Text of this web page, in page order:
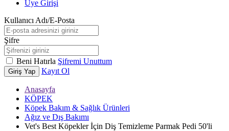
Üye Girişi
Kullanıcı Adı/E-Posta
Şifre
Beni Hatırla Şifremi Unuttum
Giriş Yap Kayıt Ol
Anasayfa
KÖPEK
Köpek Bakım & Sağlık Ürünleri
Ağız ve Dış Bakımı
Vet's Best Köpekler İçin Diş Temizleme Parmak Pedi 50'li